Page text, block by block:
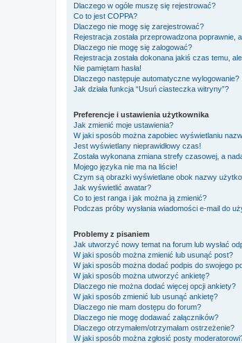
Dlaczego w ogóle muszę się rejestrować?
Co to jest COPPA?
Dlaczego nie mogę się zarejestrować?
Rejestracja została przeprowadzona poprawnie,
Dlaczego nie mogę się zalogować?
Rejestracja została dokonana jakiś czas temu,
Nie pamiętam hasła!
Dlaczego następuje automatyczne wylogowanie?
Jak działa funkcja “Usuń ciasteczka witryny”?
Preferencje i ustawienia użytkownika
Jak zmienić moje ustawienia?
W jaki sposób można zapobiec wyświetlaniu
Jest wyświetlany nieprawidłowy czas!
Została wykonana zmiana strefy czasowej, a
Mojego języka nie ma na liście!
Czym są obrazki wyświetlane obok nazwy
Jak wyświetlić awatar?
Co to jest ranga i jak można ją zmienić?
Podczas próby wysłania wiadomości e-mail do
Problemy z pisaniem
Jak utworzyć nowy temat na forum lub wysłać
W jaki sposób można zmienić lub usunąć post?
W jaki sposób można dodać podpis do swojego
W jaki sposób można utworzyć ankietę?
Dlaczego nie można dodać więcej opcji ankiety?
W jaki sposób zmienić lub usunąć ankietę?
Dlaczego nie mam dostępu do forum?
Dlaczego nie mogę dodawać załączników?
Dlaczego otrzymałem/otrzymałam ostrzeżenie?
W jaki sposób można zgłosić posty